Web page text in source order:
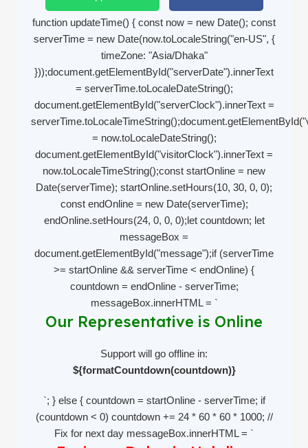
function updateTime() { const now = new Date(); const
serverTime = new Date(now.toLocaleString("en-US", {
timeZone: "Asia/Dhaka"
}));document.getElementById("serverDate").innerText
= serverTime.toLocaleDateString();
document.getElementById("serverClock").innerText =
= now.toLocaleDateString();
document.getElementById("visitorClock").innerText =
now.toLocaleTimeString();const startOnline = new
Date(serverTime); startOnline.setHours(10, 30, 0, 0);
const endOnline = new Date(serverTime);
endOnline.setHours(24, 0, 0, 0);let countdown; let
messageBox =
document.getElementById("message");if (serverTime
>= startOnline && serverTime < endOnline) {
countdown = endOnline - serverTime;
messageBox.innerHTML = `
Our Representative is Online
Support will go offline in:
${formatCountdown(countdown)}
`; } else { countdown = startOnline - serverTime; if
(countdown < 0) countdown += 24 * 60 * 60 * 1000; //
Fix for next day messageBox.innerHTML = `